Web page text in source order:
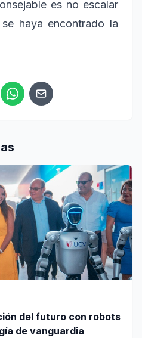
es no escalar
haya encontrado la
del futuro con robots
de vanguardia